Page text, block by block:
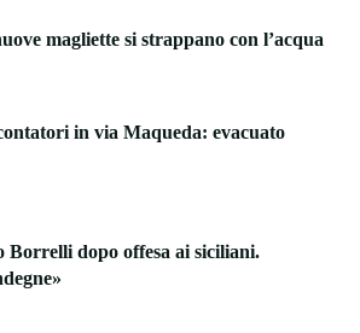
magliette si strappano con l’acqua
in via Maqueda: evacuato
Borrelli dopo offesa ai siciliani.